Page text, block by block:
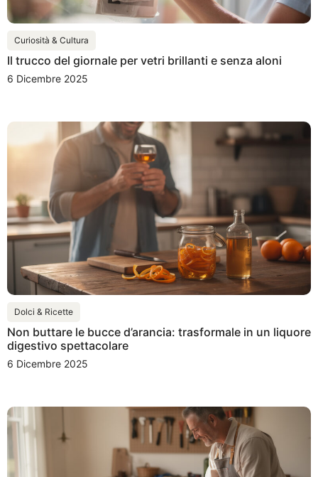
Curiosità & Cultura
Il trucco del giornale per vetri brillanti e senza aloni
6 Dicembre 2025
Dolci & Ricette
Non buttare le bucce d’arancia: trasformale in un liquore
digestivo spettacolare
6 Dicembre 2025